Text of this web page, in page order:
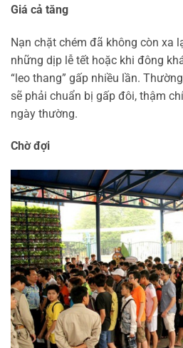
Giá cả tăng
Nạn chặt chém đã không còn xa
những dịp lễ tết hoặc khi đông
“leo thang” gấp nhiều lần.
sẽ phải chuẩn bị gấp đôi, thậm
ngày thường.
Chờ đợi